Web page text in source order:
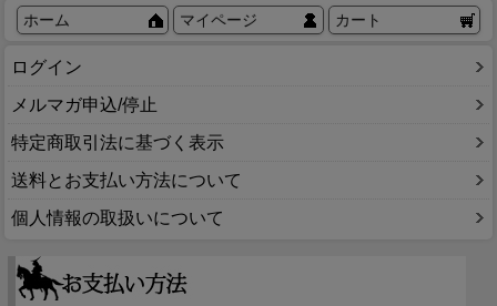
ホーム マイページ カート
ログイン
メルマガ申込/停止
特定商取引法に基づく表示
送料とお支払い方法について
個人情報の取扱いについて